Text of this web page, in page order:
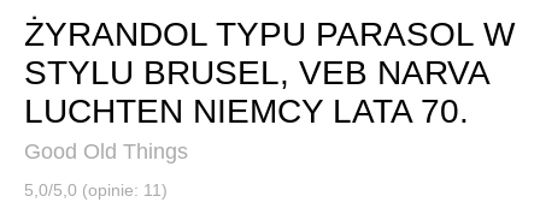
ŻYRANDOL TYPU PARASOL W
STYLU BRUSEL, VEB NARVA
LUCHTEN NIEMCY LATA 70.
Good Old Things
5,0/5,0 (opinie: 11)